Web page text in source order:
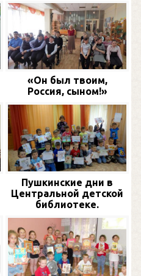
«Он был твоим,
Россия, сыном!»
Пушкинские дни в
Центральной детской
библиотеке.